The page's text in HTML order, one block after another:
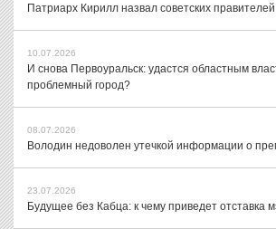
Патриарх Кирилл назвал советских
10.07.2026
И снова Первоуральск: удастся областным
проблемный город?
08.07.2026
Володин недоволен утечкой информации о
23.07.2026
Будущее без Кабца: к чему приведет отставка